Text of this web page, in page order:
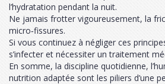
l’hydratation pendant la nuit.
Ne jamais frotter vigoureusement, la
micro‑fissures.
Si vous continuez à négliger ces
s’infecter et nécessiter un traitement
En somme, la discipline quotidienne,
nutrition adaptée sont les piliers d’une